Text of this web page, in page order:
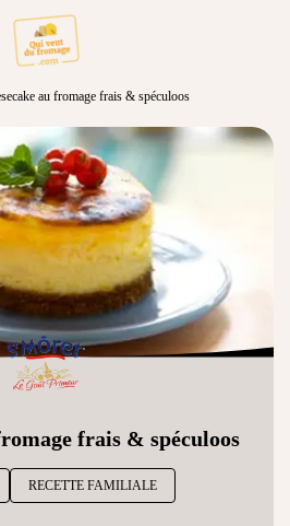
au fromage frais & spéculoos
frais & spéculoos
RECETTE FAMILIALE